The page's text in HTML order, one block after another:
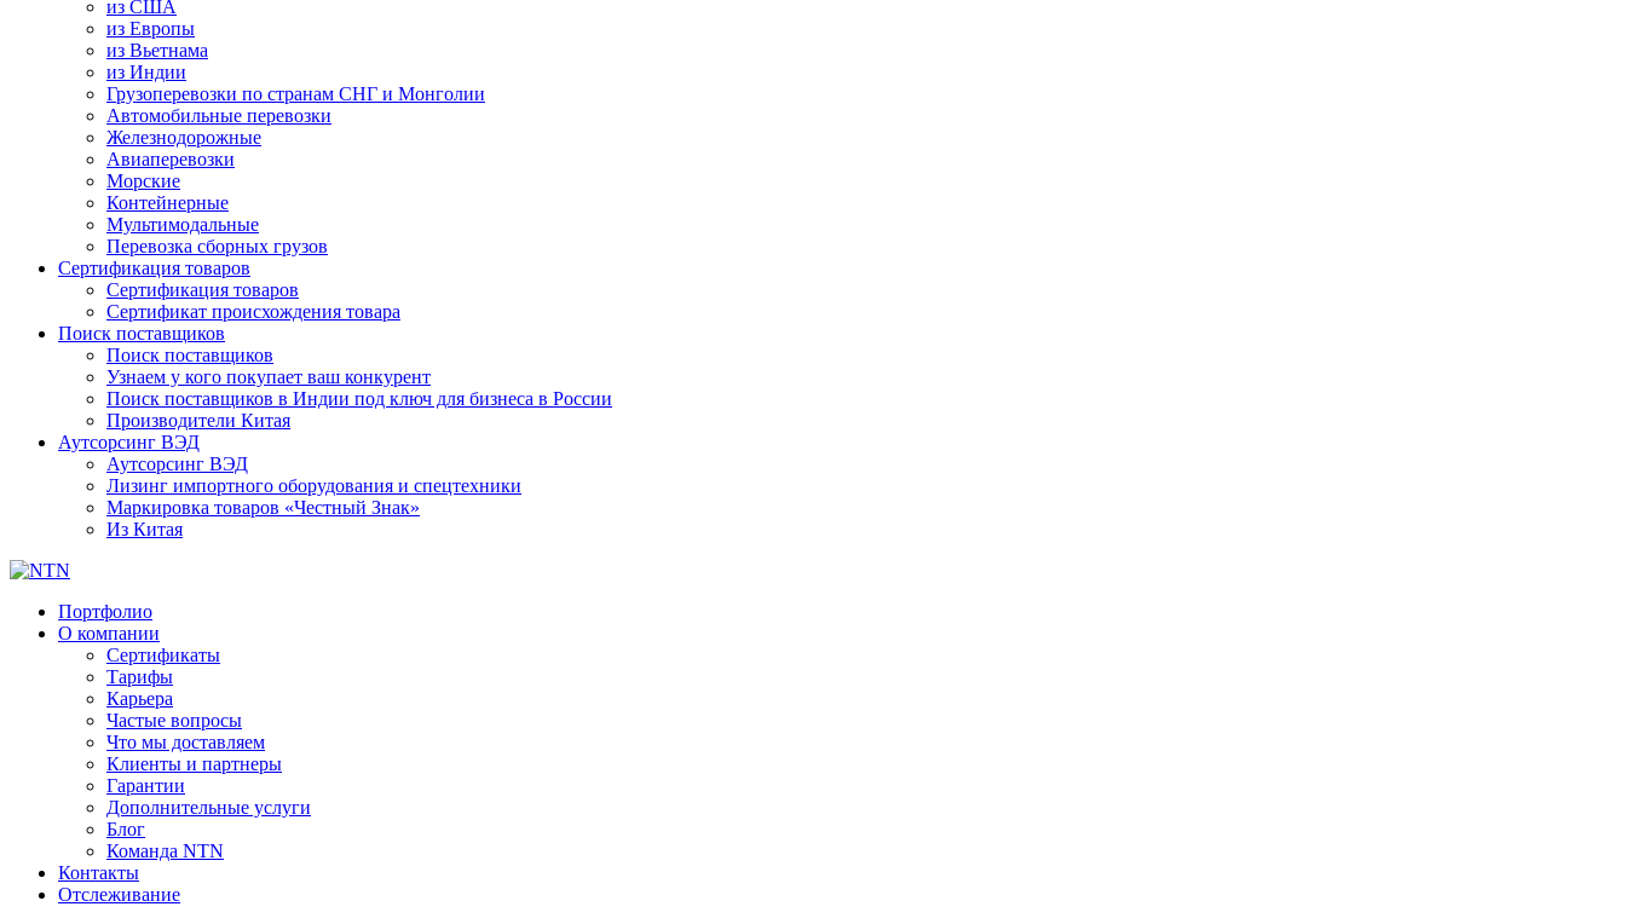
из США
из Европы
из Вьетнама
из Индии
Грузоперевозки по странам СНГ и Монголии
Автомобильные перевозки
Железнодорожные
Авиаперевозки
Морские
Контейнерные
Мультимодальные
Перевозка сборных грузов
Сертификация товаров
Сертификация товаров
Сертификат происхождения товара
Поиск поставщиков
Поиск поставщиков
Узнаем у кого покупает ваш конкурент
Поиск поставщиков в Индии под ключ для бизнеса в России
Производители Китая
Аутсорсинг ВЭД
Аутсорсинг ВЭД
Лизинг импортного оборудования и спецтехники
Маркировка товаров «Честный Знак»
Из Китая
Портфолио
О компании
Сертификаты
Тарифы
Карьера
Частые вопросы
Что мы доставляем
Клиенты и партнеры
Гарантии
Дополнительные услуги
Блог
Команда NTN
Контакты
Отслеживание